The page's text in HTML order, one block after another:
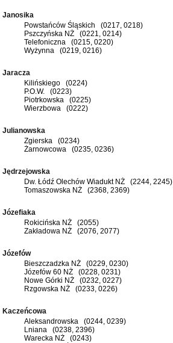
Janosika
Powstańców Śląskich (0217, 0218)
Pszczyńska NŻ (0221, 0214)
Telefoniczna (0215, 0220)
Wyżynna (0219, 0216)
Jaracza
Kilińskiego (0224)
P.O.W. (0223)
Piotrkowska (0225)
Wierzbowa (0222)
Julianowska
Zgierska (0234)
Żarnowcowa (0235, 0236)
Jędrzejowska
Dw. Łódź Olechów Wiadukt NŻ (2244, 2245)
Tomaszowska NŻ (2368, 2369)
Józefiaka
Rokicińska NŻ (2055)
Zakładowa NŻ (2076, 2077)
Józefów
Bieszczadzka NŻ (0229, 0230)
Józefów 60 NŻ (0228, 0231)
Nowe Górki NŻ (0232, 0227)
Rzgowska NŻ (0233, 0226)
Kaczeńcowa
Aleksandrowska (0244, 0239)
Lniana (0238, 2396)
Warecka NŻ (0243)